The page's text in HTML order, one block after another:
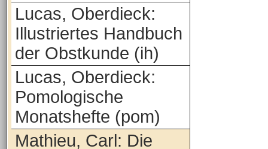
Lucas, Oberdieck:
Illustriertes Handbuch
der Obstkunde (ih)
Lucas, Oberdieck:
Pomologische
Monatshefte (pom)
Mathieu, Carl: Die